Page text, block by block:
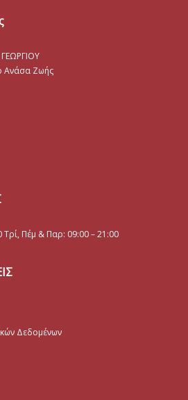
Ανάσα Ζωής
Τρί, Πέμ & Παρ: 09:00 – 21:00
Δεδομένων